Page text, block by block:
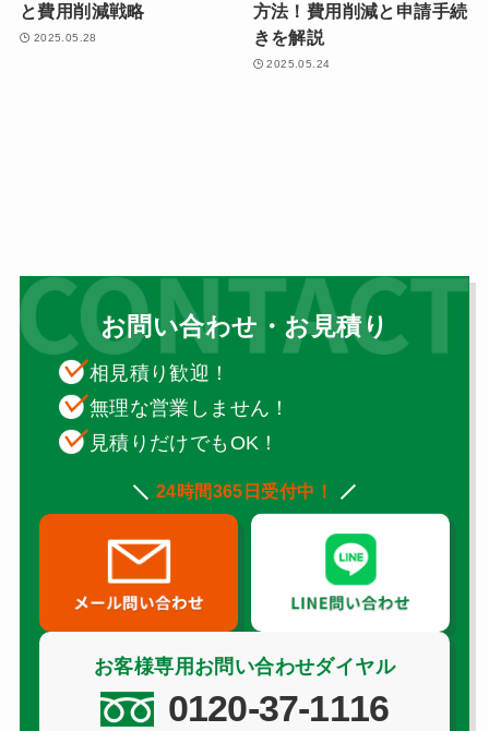
と費用削減戦略
2025.05.28
方法！費用削減と申請手続
きを解説
2025.05.24
お問い合わせ・お見積り
相見積り歓迎！
無理な営業しません！
見積りだけでもOK！
24時間365日受付中！
お客様専用お問い合わせダイヤル
0120-37-1116